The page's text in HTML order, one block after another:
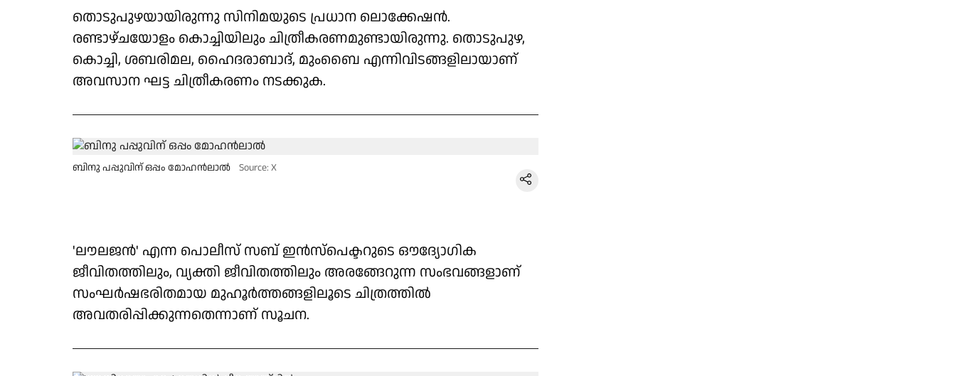
തൊടുപുഴയായിരുന്നു സിനിമയുടെ പ്രധാന ലൊക്കേഷൻ.
രണ്ടാഴ്ചയോളം കൊച്ചിയിലും ചിത്രീകരണമുണ്ടായിരുന്നു. തൊടുപുഴ,
കൊച്ചി, ശബരിമല, ഹൈദരാബാദ്, മുംബൈ എന്നിവിടങ്ങളിലായാണ്
അവസാന ഘട്ട ചിത്രീകരണം നടക്കുക.
ബിനു പപ്പുവിന് ഒപ്പം മോഹൻലാൽ Source: X
'ലൗലജൻ' എന്ന പൊലീസ് സബ് ഇൻസ്പെക്ടറുടെ ഔദ്യോഗിക
ജീവിതത്തിലും, വ്യക്തി ജീവിതത്തിലും അരങ്ങേറുന്ന സംഭവങ്ങളാണ്
സംഘർഷഭരിതമായ മുഹൂർത്തങ്ങളിലൂടെ ചിത്രത്തിൽ
അവതരിപ്പിക്കുന്നതെന്നാണ് സൂചന.